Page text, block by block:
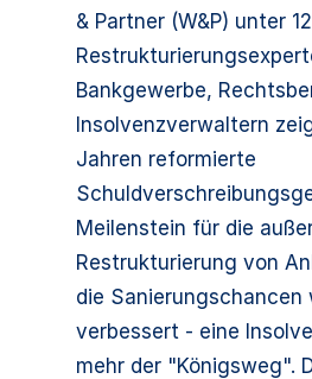
& Partner (W&P) unter
Bankgewerbe,
Insolvenzverwaltern
Jahren reformierte
Meilenstein für die
Restrukturierung von
die Sanierungschancen
verbessert - eine
mehr der "Königsweg".